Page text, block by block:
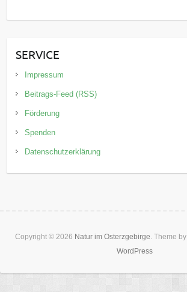
SERVICE
Impressum
Beitrags-Feed (RSS)
Förderung
Spenden
Datenschutzerklärung
Copyright © 2026 Natur im Osterzgebirge. Theme by
WordPress